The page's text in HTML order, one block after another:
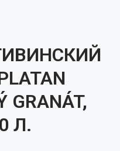
GRANÁT,
Л.